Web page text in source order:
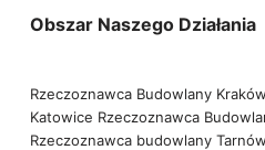
Obszar Naszego Działania
Rzeczoznawca Budowlany Kraków
Katowice Rzeczoznawca
Rzeczoznawca budowlany Tarnów